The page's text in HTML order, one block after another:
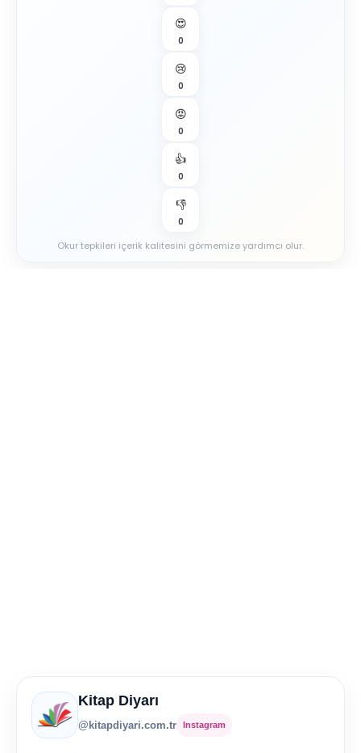
😍
0
😢
0
😡
0
👍
0
👎
0
Okur tepkileri içerik kalitesini görmemize yardımcı olur.
Kitap Diyarı
@kitapdiyari.com.tr Instagram